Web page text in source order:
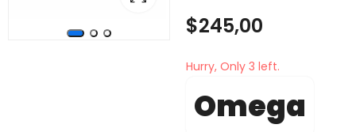
$245,00
Hurry, Only 3 left.
Omega